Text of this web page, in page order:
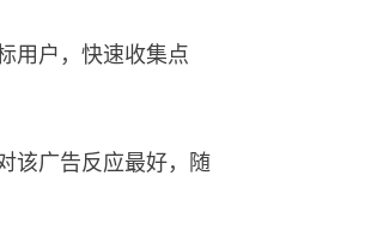
用户，快速收集点
该广告反应最好，随